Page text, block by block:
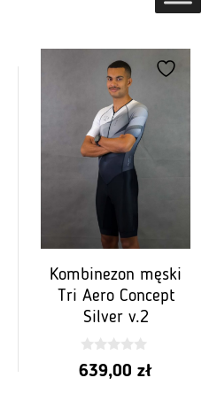
Kombinezon męski
Tri Aero Concept
Silver v.2
0
z
639,00 zł